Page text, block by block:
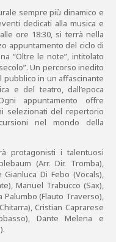
sempre più dinamico e
dedicati alla musica e
ore 18:30, si terrà nella
appuntamento del ciclo di
“Oltre le note”, intitolato
Un percorso inedito
pubblico in un affascinante
e del teatro, dall’epoca
appuntamento offre
selezionati del repertorio
nel mondo della
protagonisti i talentuosi
(Arr. Dir. Tromba),
Gianluca Di Febo (Vocals),
Manuel Trabucco (Sax),
Palumbo (Flauto Traverso),
Cristian Caprarese
Dante Melena e